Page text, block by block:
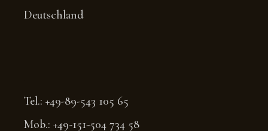
Deutschland
Tel.: +49-89-543 105 65
Mob.: +49-151-504 734 58